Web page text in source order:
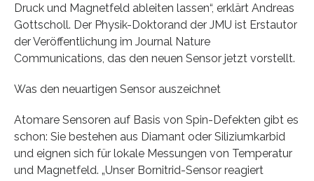
Druck und Magnetfeld ableiten lassen“, erklärt Andreas
Gottscholl. Der Physik-Doktorand der JMU ist Erstautor
der Veröffentlichung im Journal Nature
Communications, das den neuen Sensor jetzt vorstellt.
Was den neuartigen Sensor auszeichnet
Atomare Sensoren auf Basis von Spin-Defekten gibt es
schon: Sie bestehen aus Diamant oder Siliziumkarbid
und eignen sich für lokale Messungen von Temperatur
und Magnetfeld. „Unser Bornitrid-Sensor reagiert